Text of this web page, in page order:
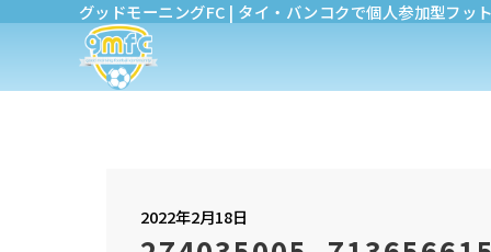
グッドモーニングFC | タイ・バンコクで個人参加型フッ
2022年2月18日